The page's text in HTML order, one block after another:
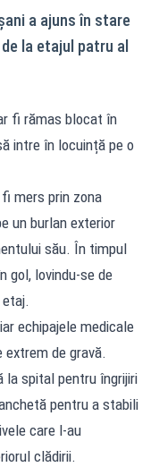
a ajuns în stare
la etajul patru al
fi rămas blocat în
intre în locuință pe o
mers prin zona
un burlan exterior
său. În timpul
gol, lovindu-se de
echipajele medicale
de gravă.
spital pentru îngrijiri
pentru a stabili
care l-au
clădirii.